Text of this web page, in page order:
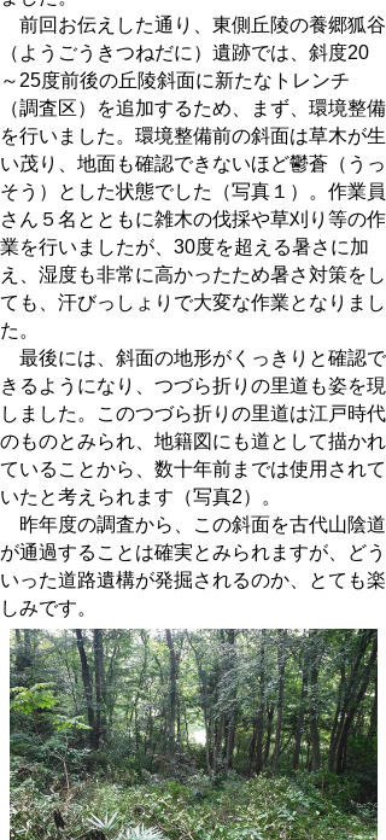
前回お伝えした通り、東側丘陵の養郷狐谷
（ようごうきつねだに）遺跡では、斜度20
～25度前後の丘陵斜面に新たなトレンチ
（調査区）を追加するため、まず、環境整備
を行いました。環境整備前の斜面は草木が生
い茂り、地面も確認できないほど鬱蒼（うっ
そう）とした状態でした（写真１）。作業員
さん５名とともに雑木の伐採や草刈り等の作
業を行いましたが、30度を超える暑さに加
え、湿度も非常に高かったため暑さ対策をし
ても、汗びっしょりで大変な作業となりまし
た。
最後には、斜面の地形がくっきりと確認で
きるようになり、つづら折りの里道も姿を現
しました。このつづら折りの里道は江戸時代
のものとみられ、地籍図にも道として描かれ
ていることから、数十年前までは使用されて
いたと考えられます（写真2）。
昨年度の調査から、この斜面を古代山陰道
が通過することは確実とみられますが、どう
いった道路遺構が発掘されるのか、とても楽
しみです。